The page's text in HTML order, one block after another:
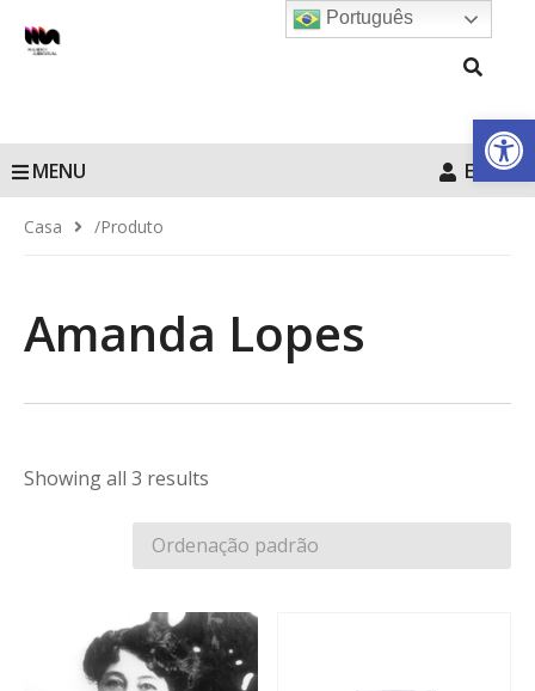
Barra de
MENU Entrar
Casa /produto
Amanda Lopes
Showing all 3 results
Português